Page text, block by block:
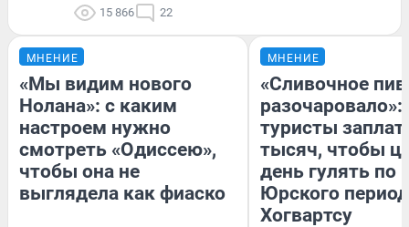
15 866 22
МНЕНИЕ
«Мы видим нового
Нолана»: с каким
настроем нужно
смотреть «Одиссею»,
чтобы она не
выглядела как фиаско
МНЕНИЕ
«Сливочное
разочаровало»:
туристы
тысяч, чтобы
день гулять по
Юрского
Хогвартсу